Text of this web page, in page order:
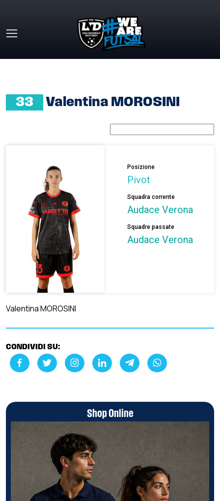
33 Valentina MOROSINI
Posizione
Pivot
Squadra corrente
Audace Verona
Squadre passate
Audace Verona
Valentina MOROSINI
CONDIVIDI SU:
Shop Online